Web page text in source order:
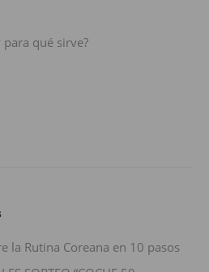
qué sirve?
la Rutina Coreana en 10 pasos